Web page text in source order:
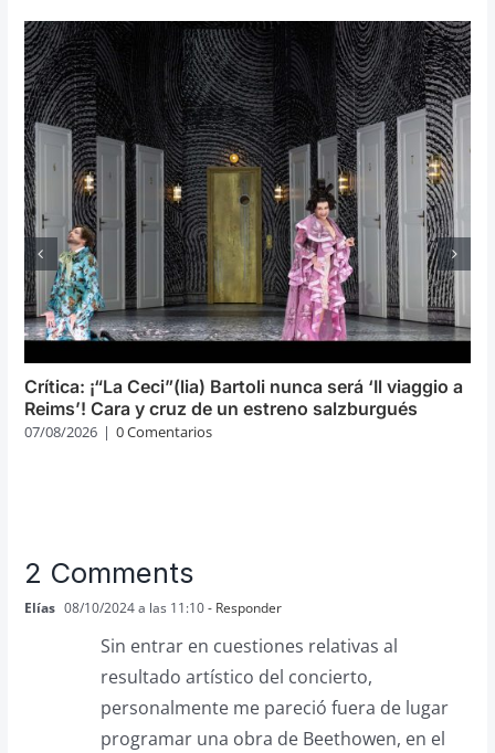
Crítica: ¡“La Ceci”(lia) Bartoli nunca será ‘Il viaggio a
Reims’! Cara y cruz de un estreno salzburgués
07/08/2026 | 0 Comentarios
2 Comments
Elías 08/10/2024 a las 11:10- Responder
Sin entrar en cuestiones relativas al
resultado artístico del concierto,
personalmente me pareció fuera de lugar
programar una obra de Beethowen, en el